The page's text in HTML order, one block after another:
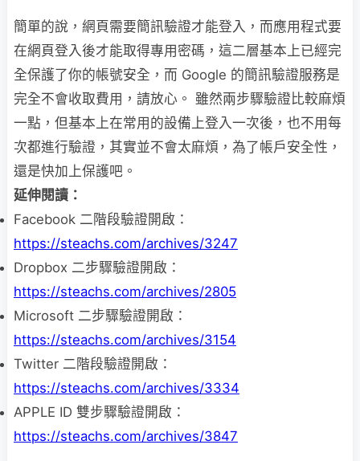
簡單的說，網頁需要簡訊驗證才能登入，而應用程式要
在網頁登入後才能取得專用密碼，這二層基本上已經完
全保護了你的帳號安全，而 Google 的簡訊驗證服務是
完全不會收取費用，請放心。 雖然兩步驟驗證比較麻煩
一點，但基本上在常用的設備上登入一次後，也不用每
次都進行驗證，其實並不會太麻煩，為了帳戶安全性，
還是快加上保護吧。
延伸閱讀：
Facebook 二階段驗證開啟：
https://steachs.com/archives/3247
Dropbox 二步驟驗證開啟：
https://steachs.com/archives/2805
Microsoft 二步驟驗證開啟：
https://steachs.com/archives/3154
Twitter 二階段驗證開啟：
https://steachs.com/archives/3334
APPLE ID 雙步驟驗證開啟：
https://steachs.com/archives/3847